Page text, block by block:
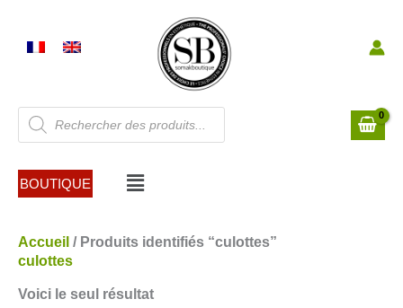
contenu
Recherche
de
produits
BOUTIQUE Menu
Accueil / Produits identifiés “culottes”
culottes
Voici le seul résultat